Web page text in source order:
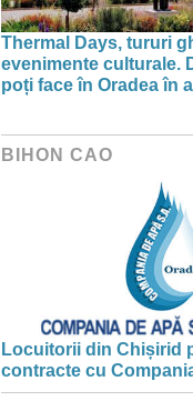
Thermal Days, tururi
evenimente culturale.
poți face în Oradea în
BIHON CAO
Locuitorii din Chișirid
contracte cu